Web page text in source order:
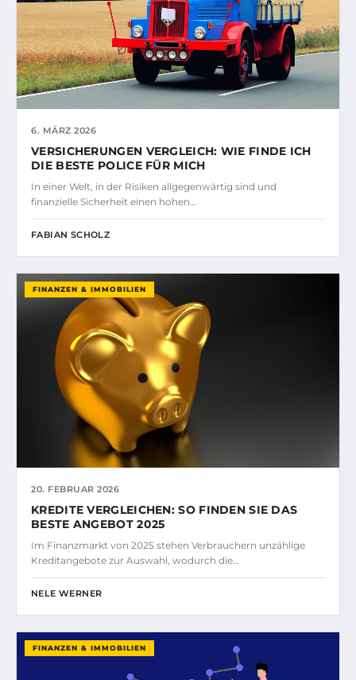
6. MÄRZ 2026
VERSICHERUNGEN VERGLEICH: WIE FINDE ICH
DIE BESTE POLICE FÜR MICH
In einer Welt, in der Risiken allgegenwärtig sind und
finanzielle Sicherheit einen hohen…
FABIAN SCHOLZ
FINANZEN & IMMOBILIEN
20. FEBRUAR 2026
KREDITE VERGLEICHEN: SO FINDEN SIE DAS
BESTE ANGEBOT 2025
Im Finanzmarkt von 2025 stehen Verbrauchern unzählige
Kreditangebote zur Auswahl, wodurch die…
NELE WERNER
FINANZEN & IMMOBILIEN